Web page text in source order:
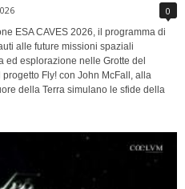
0
ESA CAVES 2026, il programma di
alle future missioni spaziali
ed esplorazione nelle Grotte del
Fly! con John McFall, alla
della Terra simulano le sfide della